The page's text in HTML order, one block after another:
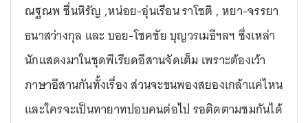
ณฐณพ ชื่นหิรัญ ,หน่อย-อุ่นเรือน ราโชติ , หยา-จรรยา
ธนาสว่างกุล และ บอย-โชคชัย บุญวรเมธีฯลฯ ซึ่งเหล่า
นักแสดงมาในชุดพีเรียดอีสานจัดเต็ม เพราะต้องเว้า
ภาษาอีสานกันทั้งเรื่อง ส่วนจะขนพองสยองเกล้าแค่ไหน
และใครจะเป็นทายาทปอบคนต่อไป รอติดตามชมกันได้